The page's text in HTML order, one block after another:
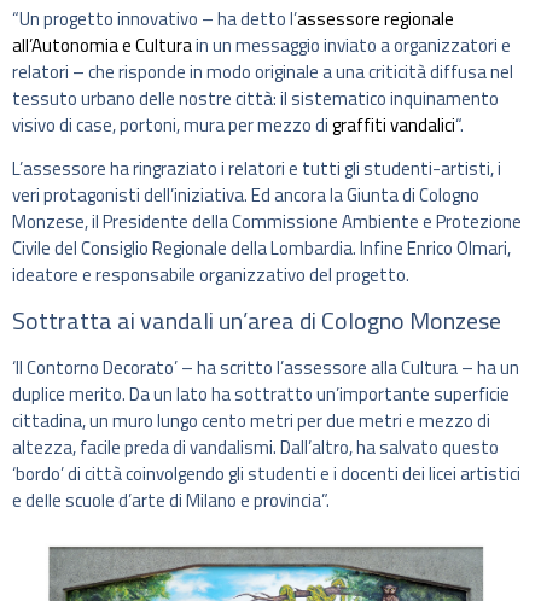
“Un progetto innovativo – ha detto l’assessore regionale
all’Autonomia e Culturain un messaggio inviato a organizzatori e
relatori – che risponde in modo originale a una criticità diffusa nel
tessuto urbano delle nostre città: il sistematico inquinamento
visivo di case, portoni, mura per mezzo digraffiti vandalici“.
L’assessore ha ringraziato i relatori e tutti gli studenti-artisti, i
veri protagonisti dell’iniziativa. Ed ancora la Giunta di Cologno
Monzese, il Presidente della Commissione Ambiente e Protezione
Civile del Consiglio Regionale della Lombardia. Infine Enrico Olmari,
ideatore e responsabile organizzativo del progetto.
Sottratta ai vandali un’area di Cologno Monzese
‘Il Contorno Decorato’ – ha scritto l’assessore alla Cultura – ha un
duplice merito. Da un lato ha sottratto un’importante superficie
cittadina, un muro lungo cento metri per due metri e mezzo di
altezza, facile preda di vandalismi. Dall’altro, ha salvato questo
‘bordo’ di città coinvolgendo gli studenti e i docenti dei licei artistici
e delle scuole d’arte di Milano e provincia”.